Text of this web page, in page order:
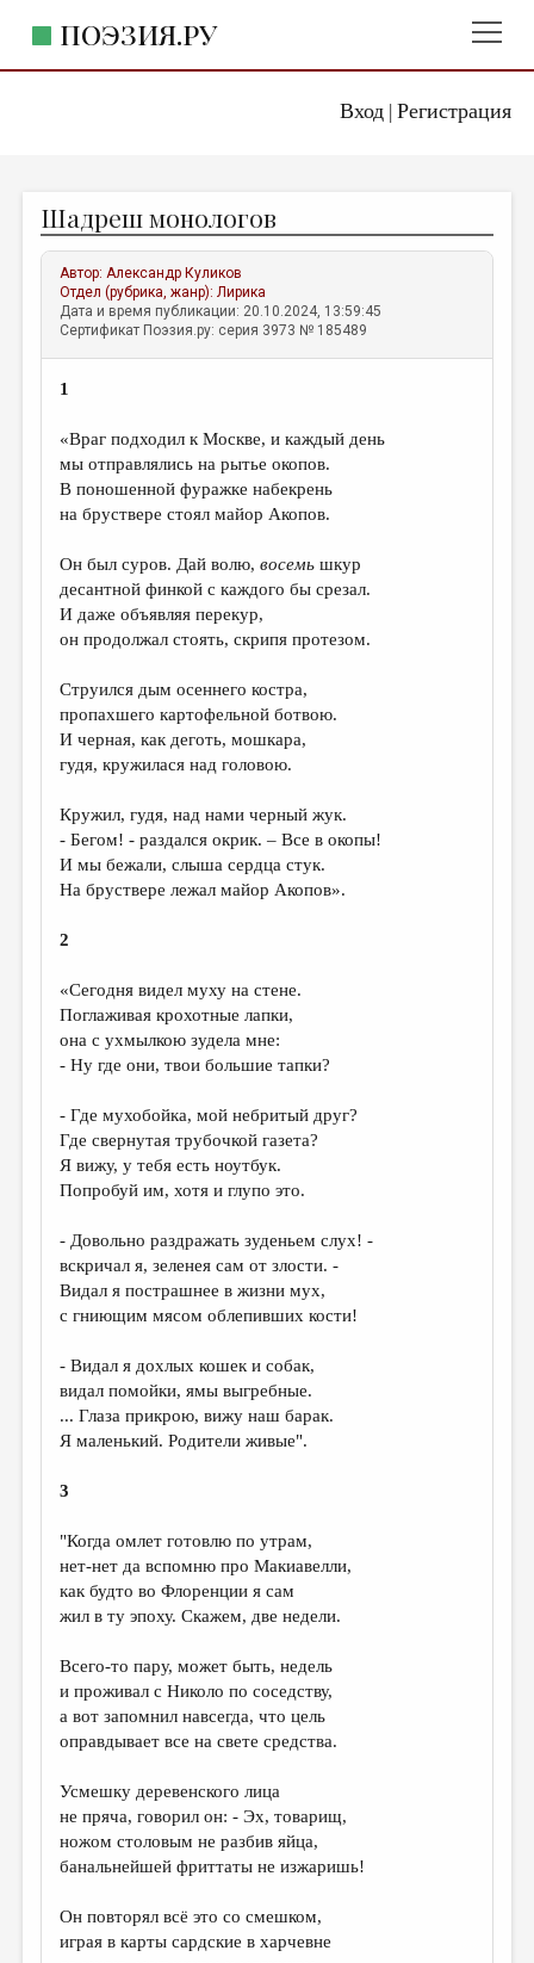
Вход| Регистрация
ПОЭЗИЯ.РУ
ЖАНРЫ
АВТОРЫ
КОММЕНТАРИИ
ЛИТСАЛОН
НОВОСТИ
ПРАВИЛА САЙТА
ОТДЕЛЫ И РУБРИКИ
ИЗБРАННОЕ
ДАЙДЖЕСТ
ПРОИЗВЕДЕНИЯ
ПЕРЕВОДЫ
КОНКУРСЫ
ДЕТСКАЯ КОМНАТА
КНИЖНАЯ ПОЛКА
ОБЗОР ЛИТЕРАТУРЫ
СТРАНИЦЫ ПАМЯТИ
ОБЪЯВЛЕНИЯ
РЕДКОЛЛЕГИЯ
ОТ РЕДАКЦИИ
МАЛАЯ ПРОЗА
ЭССЕИСТИКА
ЛИТЕРАТУРОВЕДЕНИЕ
КУЛЬТУРОВЕДЕНИЕ
ПУБЛИЦИСТИКА
РЕЦЕНЗИРОВАНИЕ
ЦИКЛЫ ПУБЛИКАЦИЙ
ТРЕДИАКОВСКИЙ
МЕДИА
ВКОНТАКТЕ
Шадреш монологов
Автор:Александр Куликов
Отдел (рубрика, жанр):Лирика
Дата и время публикации: 20.10.2024, 13:59:45
Сертификат Поэзия.ру: серия 3973 № 185489
1
«Враг подходил к Москве, и каждый день
мы отправлялись на рытье окопов.
В поношенной фуражке набекрень
на бруствере стоял майор Акопов.
Он был суров. Дай волю,восемь шкур
десантной финкой с каждого бы срезал.
И даже объявляя перекур,
он продолжал стоять, скрипя протезом.
Струился дым осеннего костра,
пропахшего картофельной ботвою.
И черная, как деготь, мошкара,
гудя, кружилася над головою.
Кружил, гудя, над нами черный жук.
- Бегом! - раздался окрик. – Все в окопы!
И мы бежали, слыша сердца стук.
На бруствере лежал майор Акопов».
2
«Сегодня видел муху на стене.
Поглаживая крохотные лапки,
она с ухмылкою зудела мне:
- Ну где они, твои большие тапки?
- Где мухобойка, мой небритый друг?
Где свернутая трубочкой газета?
Я вижу, у тебя есть ноутбук.
Попробуй им, хотя и глупо это.
- Довольно раздражать зуденьем слух! -
вскричал я, зеленея сам от злости. -
Видал я пострашнее в жизни мух,
с гниющим мясом облепивших кости!
- Видал я дохлых кошек и собак,
видал помойки, ямы выгребные.
... Глаза прикрою, вижу наш барак.
Я маленький. Родители живые".
3
"Когда омлет готовлю по утрам,
нет-нет да вспомню про Макиавелли,
как будто во Флоренции я сам
жил в ту эпоху. Скажем, две недели.
Всего-то пару, может быть, недель
и проживал с Николо по соседству,
а вот запомнил навсегда, что цель
оправдывает все на свете средства.
Усмешку деревенского лица
не пряча, говорил он: - Эх, товарищ,
ножом столовым не разбив яйца,
банальнейшей фриттаты не изжаришь!
Он повторял всё это со смешком,
играя в карты сардские в харчевне